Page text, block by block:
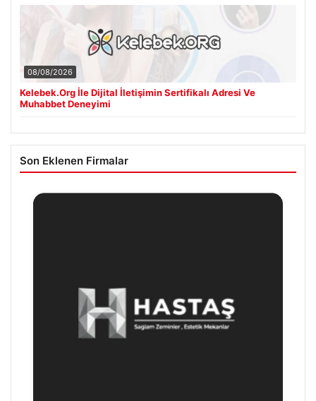
Kelebek.Org İle Dijital İletişimin Sertifikalı Adresi Ve
Muhabbet Deneyimi
Son Eklenen Firmalar